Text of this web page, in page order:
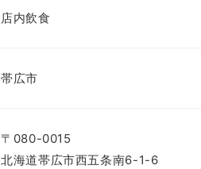
店内飲食
帯広市
〒080-0015
北海道帯広市西五条南6-1-6